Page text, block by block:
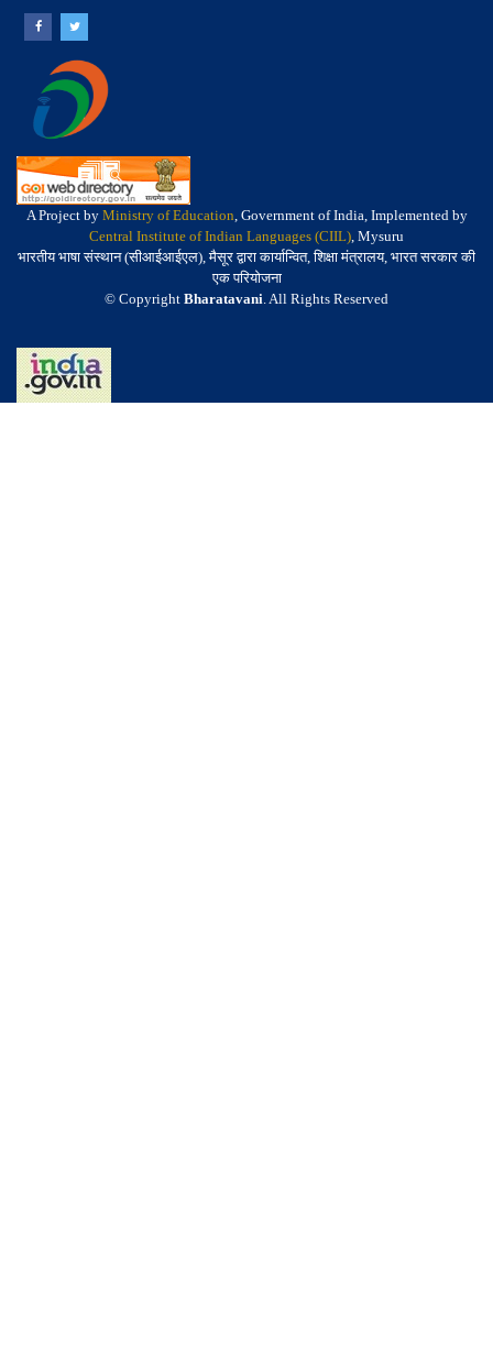
A Project by Ministry of Education, Government of India, Implemented by
Central Institute of Indian Languages (CIIL), Mysuru
भारतीय भाषा संस्थान (सीआईआईएल), मैसूर द्वारा कार्यान्वित, शिक्षा मंत्रालय, भारत सरकार की
एक परियोजना
© Copyright Bharatavani. All Rights Reserved